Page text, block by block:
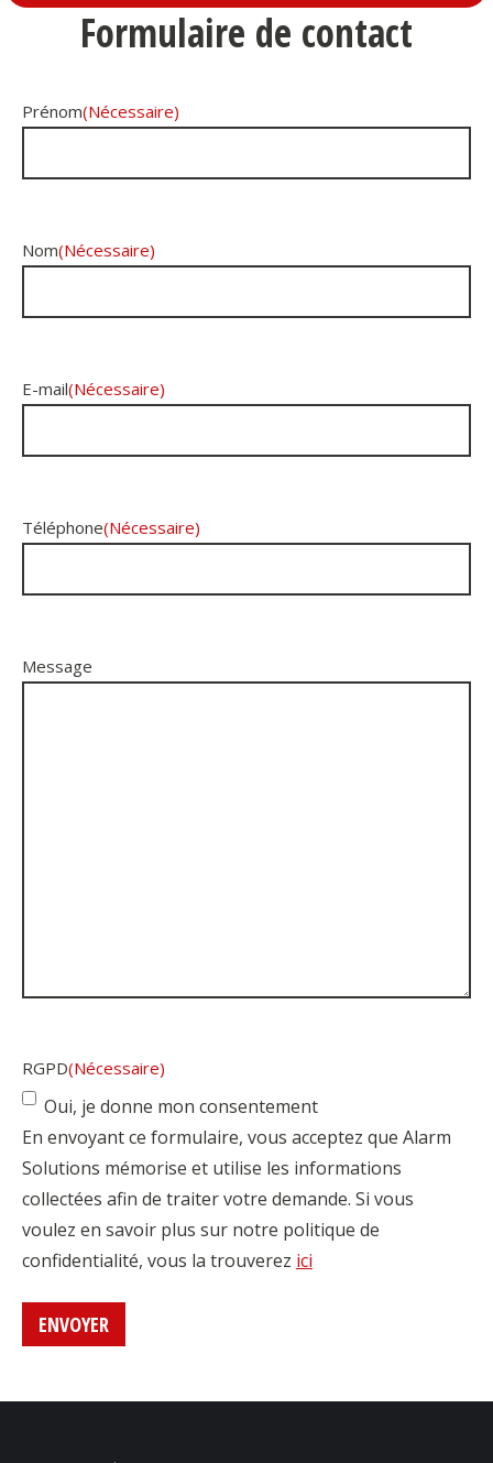
Formulaire de contact
Prénom(Nécessaire)
Nom(Nécessaire)
E-mail(Nécessaire)
Téléphone(Nécessaire)
Message
RGPD(Nécessaire)
Oui, je donne mon consentement
En envoyant ce formulaire, vous acceptez que Alarm
Solutions mémorise et utilise les informations
collectées afin de traiter votre demande. Si vous
voulez en savoir plus sur notre politique de
confidentialité, vous la trouverez ici
ENVOYER